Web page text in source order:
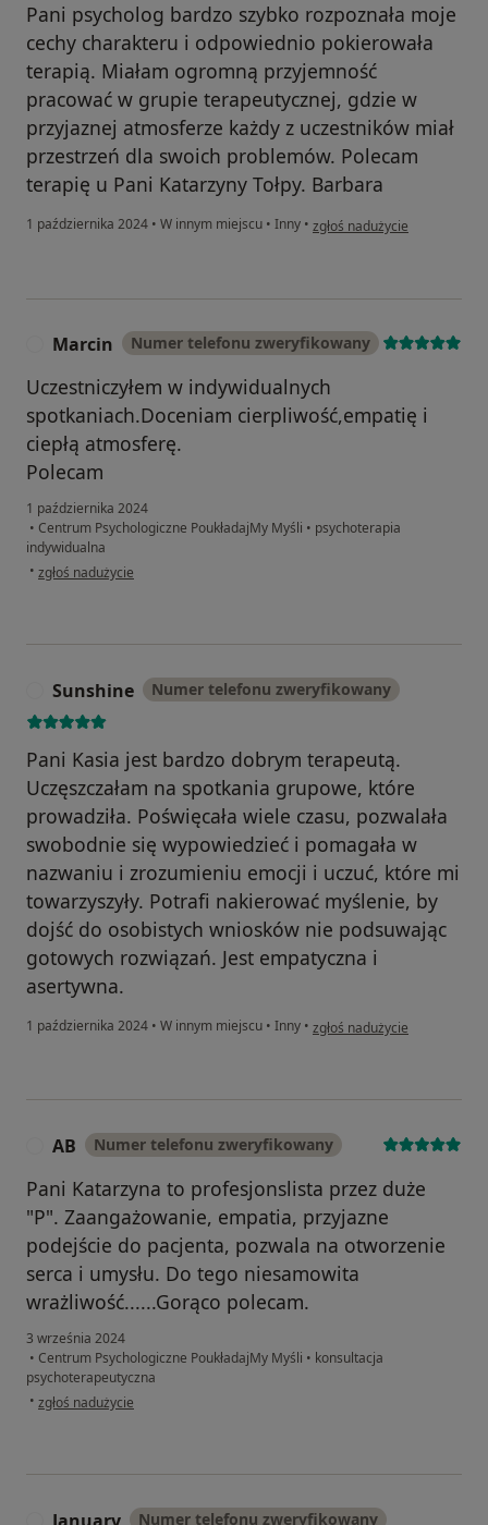
Pani psycholog bardzo szybko rozpoznała moje
cechy charakteru i odpowiednio pokierowała
terapią. Miałam ogromną przyjemność
pracować w grupie terapeutycznej, gdzie w
przyjaznej atmosferze każdy z uczestników miał
przestrzeń dla swoich problemów. Polecam
terapię u Pani Katarzyny Tołpy. Barbara
1 października 2024 • W innym miejscu • Inny • w opinii użytkownika Barbara
zgłoś nadużycie
Marcin Numer telefonu zweryfikowany
Uczestniczyłem w indywidualnych
spotkaniach.Doceniam cierpliwość,empatię i
ciepłą atmosferę.
Polecam
1 października 2024
• Centrum Psychologiczne PoukładajMy Myśli • psychoterapia
indywidualna
• w opinii użytkownika Marcin
zgłoś nadużycie
Sunshine Numer telefonu zweryfikowany
Pani Kasia jest bardzo dobrym terapeutą.
Uczęszczałam na spotkania grupowe, które
prowadziła. Poświęcała wiele czasu, pozwalała
swobodnie się wypowiedzieć i pomagała w
nazwaniu i zrozumieniu emocji i uczuć, które mi
towarzyszyły. Potrafi nakierować myślenie, by
dojść do osobistych wniosków nie podsuwając
gotowych rozwiązań. Jest empatyczna i
asertywna.
1 października 2024 • W innym miejscu • Inny • w opinii użytkownika
zgłoś nadużycie
AB Numer telefonu zweryfikowany
Pani Katarzyna to profesjonslista przez duże
"P". Zaangażowanie, empatia, przyjazne
podejście do pacjenta, pozwala na otworzenie
serca i umysłu. Do tego niesamowita
wrażliwość......Gorąco polecam.
3 września 2024
• Centrum Psychologiczne PoukładajMy Myśli • konsultacja
psychoterapeutyczna
• w opinii użytkownika AB
zgłoś nadużycie
Numer telefonu zweryfikowany